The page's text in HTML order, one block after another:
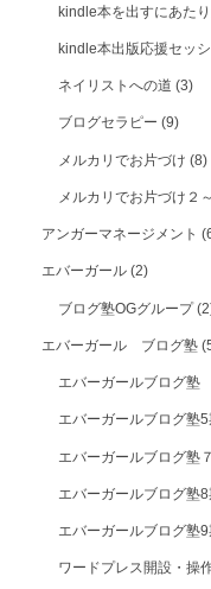
kindle本を出すにあた
kindle本出版応援セッ
ネイリストへの道(3)
ブログセラピー(9)
メルカリでお片づけ(8)
メルカリでお片づけ２
アンガーマネージメント
エバーガール(2)
ブログ塾OGグループ
エバーガール ブログ塾
エバーガールブログ
エバーガールブログ塾
エバーガールブログ塾
エバーガールブログ塾
エバーガールブログ塾
ワードプレス開設・操